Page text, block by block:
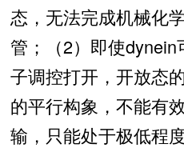
态，无法完成机械化
管；（2）即使
子调控打开，开放态
的平行构象，不能有
输，只能处于极低程